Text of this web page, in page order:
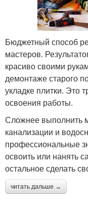
Бюджетный способ
мастеров.
красиво своими
демонтаже старого
укладке плитки. Это
освоения работы.
Сложнее выполнить
канализации и
профессиональные
освоить или нанять
остальное сделать
читать дальше →